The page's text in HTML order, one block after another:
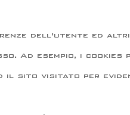
dell’utente ed
Ad esempio, i cookies
il sito visitato per